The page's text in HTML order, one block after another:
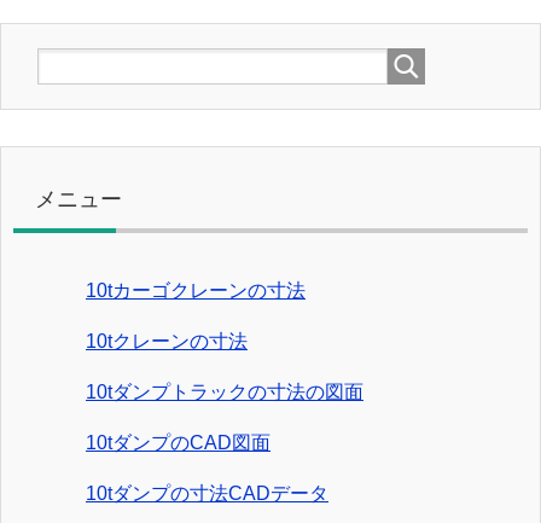
メニュー
10tカーゴクレーンの寸法
10tクレーンの寸法
10tダンプトラックの寸法の図面
10tダンプのCAD図面
10tダンプの寸法CADデータ